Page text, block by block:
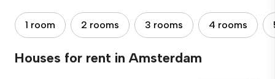
1 room 2 rooms 3 rooms 4 rooms
Houses for rent in Amsterdam